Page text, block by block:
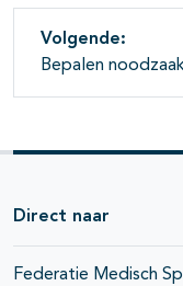
Volgende:
Bepalen
Direct naar
Federatie Medisch